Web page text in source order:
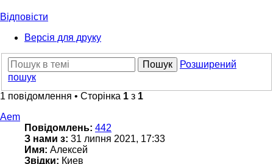
Відповісти
Версія для друку
Пошук
Розширений
пошук
1 повідомлення • Сторінка 1 з 1
Aem
Повідомлень: 442
З нами з: 31 липня 2021, 17:33
Имя: Алексей
Звідки: Киев